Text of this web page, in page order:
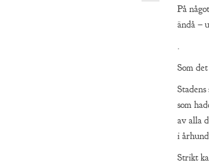
På
ändå –
.
Som
som
av alla
i
Strikt